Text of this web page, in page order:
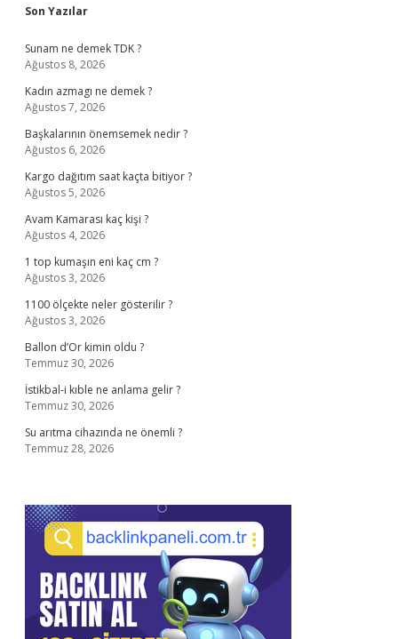
Sidebar
Son Yazılar
Sunam ne demek TDK ?
Ağustos 8, 2026
Kadın azmagı ne demek ?
Ağustos 7, 2026
Başkalarının önemsemek nedir ?
Ağustos 6, 2026
Kargo dağıtım saat kaçta bitiyor ?
Ağustos 5, 2026
Avam Kamarası kaç kişi ?
Ağustos 4, 2026
1 top kumaşın eni kaç cm ?
Ağustos 3, 2026
1100 ölçekte neler gösterilir ?
Ağustos 3, 2026
Ballon d’Or kimin oldu ?
Temmuz 30, 2026
İstikbal-i kıble ne anlama gelir ?
Temmuz 30, 2026
Su arıtma cihazında ne önemli ?
Temmuz 28, 2026